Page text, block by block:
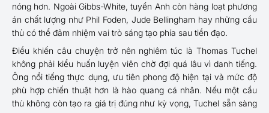
nóng hơn. Ngoài Gibbs-White, tuyển Anh còn hàng loạt phương
án chất lượng như Phil Foden, Jude Bellingham hay những cầu
thủ có thể đảm nhiệm vai trò sáng tạo phía sau tiền đạo.
Điều khiến câu chuyện trở nên nghiêm túc là Thomas Tuchel
không phải kiểu huấn luyện viên chờ đợi quá lâu vì danh tiếng.
Ông nổi tiếng thực dụng, ưu tiên phong độ hiện tại và mức độ
phù hợp chiến thuật hơn là hào quang cá nhân. Nếu một cầu
thủ không còn tạo ra giá trị đúng như kỳ vọng, Tuchel sẵn sàng